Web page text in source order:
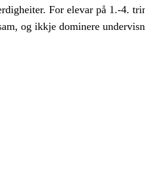
For elevar på 1.-4.
og ikkje dominere